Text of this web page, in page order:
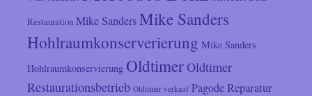
Restauration Mike SandersMike Sanders
Hohlraumkonserverierung Mike Sanders
Hohlraumkonservierung OldtimerOldtimer
Restaurationsbetrieb Oldtimer verkauf PagodeReparatur